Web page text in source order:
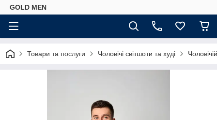
GOLD MEN
Товари та послуги Чоловічі світшоти та худі